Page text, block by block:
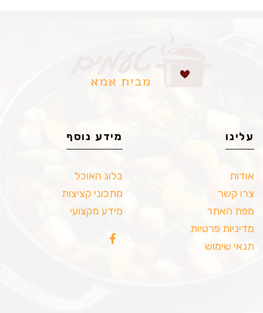
עלינו
אודות
צרו קשר
מפת האתר
מדיניות פרטיות
תנאי שימוש
מידע נוסף
בלוג האוכל
מתכוני קציצות
מידע מקצועי